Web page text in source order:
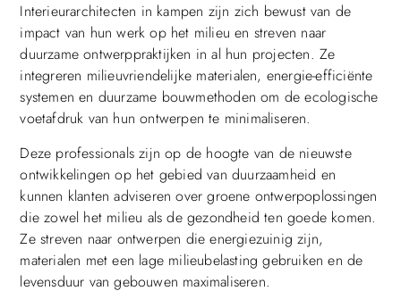
Interieurarchitecten in kampen zijn zich bewust van de
impact van hun werk op het milieu en streven naar
duurzame ontwerppraktijken in al hun projecten. Ze
integreren milieuvriendelijke materialen, energie-efficiënte
systemen en duurzame bouwmethoden om de ecologische
voetafdruk van hun ontwerpen te minimaliseren.
Deze professionals zijn op de hoogte van de nieuwste
ontwikkelingen op het gebied van duurzaamheid en
kunnen klanten adviseren over groene ontwerpoplossingen
die zowel het milieu als de gezondheid ten goede komen.
Ze streven naar ontwerpen die energiezuinig zijn,
materialen met een lage milieubelasting gebruiken en de
levensduur van gebouwen maximaliseren.